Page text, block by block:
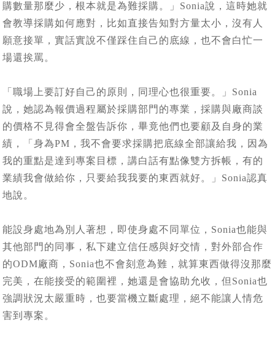
購數量那麼少，根本就是為難採購。」Sonia說，這時她就
會教導採購如何應對，比如直接告知對方量太小，沒有人
願意接單，實話實說不僅踩住自己的底線，也不會白忙一
場還挨罵。
「職場上要訂好自己的原則，同理心也很重要。」Sonia
說，她認為報價過程屬於採購部門的專業，採購與廠商談
的價格不見得會全盤告訴你，畢竟他們也要顧及自身的業
績，「身為PM，我不會要求採購把底線全部讓給我，因為
我的重點是達到專案目標，講白話有點像雙方拆帳，有的
業績我會做給你，只要給我我要的東西就好。」Sonia認真
地說。
能設身處地為別人著想，即使身處不同單位，Sonia也能與
其他部門的同事，私下建立信任感與好交情，對外部合作
的ODM廠商，Sonia也不會刻意為難，就算東西做得沒那麼
完美，在能接受的範圍裡，她還是會協助允收，但Sonia也
強調狀況太嚴重時，也要當機立斷處理，絕不能讓人情危
害到專案。